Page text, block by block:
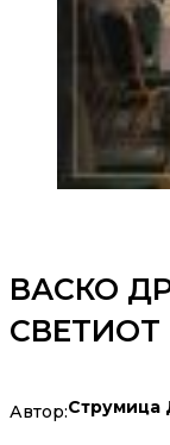
ВАСКО
Автор:Струмица